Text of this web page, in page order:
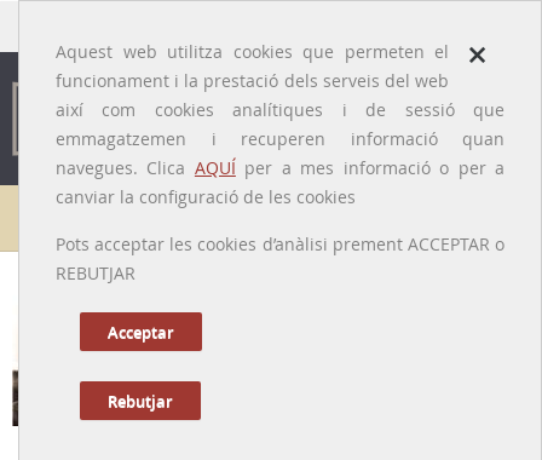
×
Aquest web utilitza cookies que permeten el
funcionament i la prestació dels serveis del web
així com cookies analítiques i de sessió que
emmagatzemen i recuperen informació quan
navegues. Clica AQUÍper a mes informació o per a
canviar la configuració de les cookies
Pots acceptar les cookies d’anàlisi prement ACCEPTAR o
REBUTJAR
Acceptar
Rebutjar
Galeria de metges